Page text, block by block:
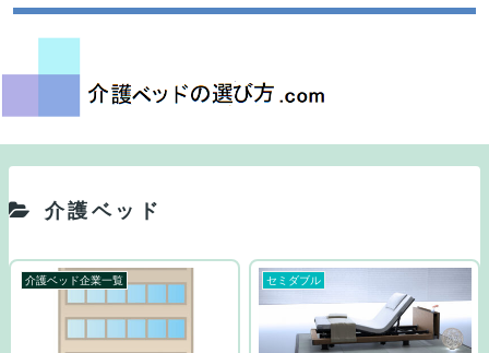
介護ベッド
介護ベッド企業一覧 セミダブル